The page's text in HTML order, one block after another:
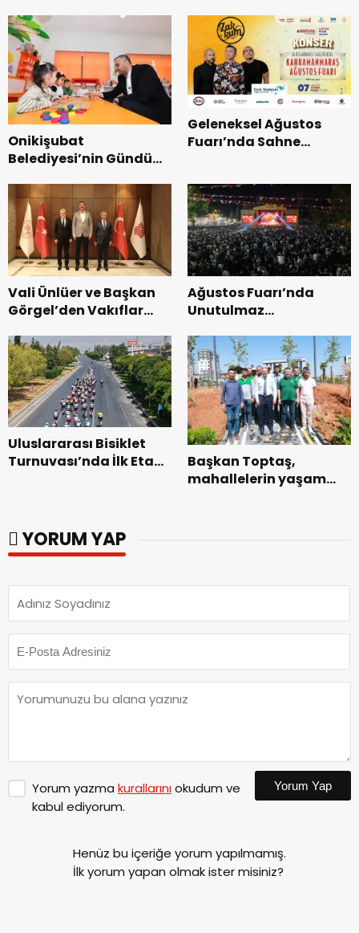
Onikişubat
Belediyesi’nin Gündüz
dönemin ön kayıtları
başladı.
Geleneksel Ağustos
Fuarı’nda Sahne
Vali Ünlüer ve Başkan
Görgel’den Vakıflar
ziyaret.
Ağustos Fuarı’nda
Unutulmaz
Uluslararası Bisiklet
Turnuvası’nda İlk Etap
Başkan Toptaş,
mahallelerin yaşam
YORUM YAP
Yorum yazma kurallarınıokudum ve
kabul ediyorum.
Yorum Yap
Henüz bu içeriğe yorum yapılmamış.
İlk yorum yapan olmak ister misiniz?